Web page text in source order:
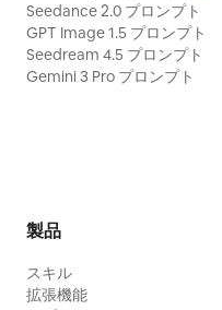
Seedance 2.0 プロンプト
GPT Image 1.5 プロンプト
Seedream 4.5 プロンプト
Gemini 3 Pro プロンプト
製品
スキル
拡張機能